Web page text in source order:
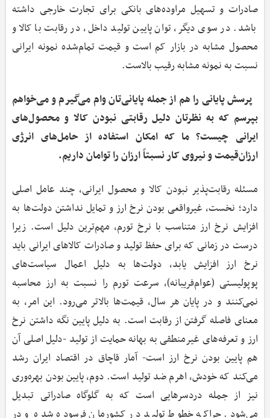
صادرات و تسهیل مراوده‌های بانکی برای تجارت خارجی داشته
باشد. در سوی دیگر، توان پایین تولید داخل، در رقابت با کالا و
محصول مشابه در بازار کم است و قیمت تمام‌شده نمونه ایرانی
نسبت به نمونه مشابه رقیب بالاست.
‌ پرسش پایانی را هم از جمله پایانی‌تان وام می‌گیرم و می‌خواهم
بپرسم که به نظرتان دلیل رقابتی نبودن کالا و محصول‌های
ایرانی چیست؟ ما که امکان استفاده از حامل‌های انرژی
ارزان‌قیمت و نیروی کار نسبتاً ارزان را توامان داریم.
مسئله رقابت‌پذیر نبودن کالا و محصول ایرانی، چند عامل اصلی
دارد؛ نخست، غیرواقعی بودن نرخ ارز و تمایل نداشتن دولت‌ها به
افزایش نرخ ارز متناسب با نرخ تورم، مهم‌ترین دلیل است. زیرا
درست در زمانی که برای حفظ تولید و صادرات کالاهای ایرانی باید
نرخ ارز افزایش یابد، دولت‌ها به دلیل اعمال سیاست‌های
پوپولیستی (عوام‌فریبانه)، سرعت تورم را نسبت به ارز محاسبه
نمی‌کنند و در پایان هر سال، قیمت‌ها بالاتر می‌رود. این امر، به
معنای فاصله گرفتن از رقابت است. به دلیل پایین نگه داشتن نرخ
ارز و تعرفه‌های غیرمنطقی به بهانه حمایت از تولید -دلیل اصلی آن
هم پایین بودن نرخ ارز است- آمار قاچاق در اقتصاد ایران رشد
می‌کند که خودش، اهرم ضد تولید است. دوم، پایین بودن بهره‌وری
نیز از جمله دردسرهایی است که به گلوگاه صادراتی تبدیل
می‌شود. چراکه خطوط تولید در کشورمان فرسوده شده و در